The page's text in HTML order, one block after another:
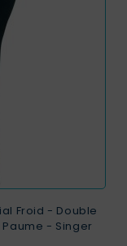
Froid - Double
Paume - Singer